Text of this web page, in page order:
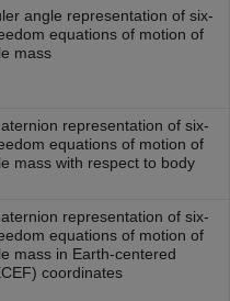
angle representation of six-
equations of motion of
mass
representation of six-
equations of motion of
mass with respect to body
representation of six-
equations of motion of
mass in Earth-centered
coordinates